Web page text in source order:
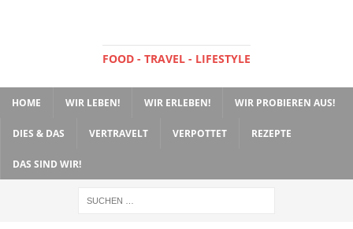
FOOD - TRAVEL - LIFESTYLE
HOME WIR LEBEN! WIR ERLEBEN! WIR PROBIEREN AUS!
DIES & DAS VERTRAVELT VERPOTTET REZEPTE
DAS SIND WIR!